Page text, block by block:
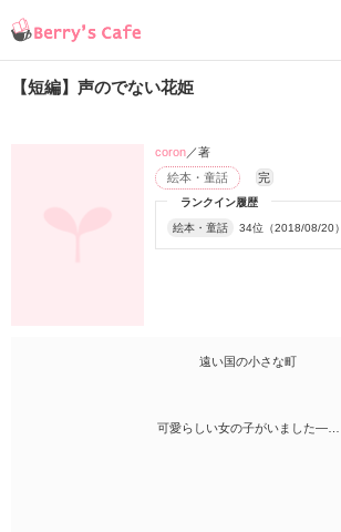
【短編】声のでない花姫
ランクイン履歴
絵本・童話 34位（2018/08/20）
絵本・童話 完
coron／著
遠い国の小さな町
可愛らしい女の子がいました―…